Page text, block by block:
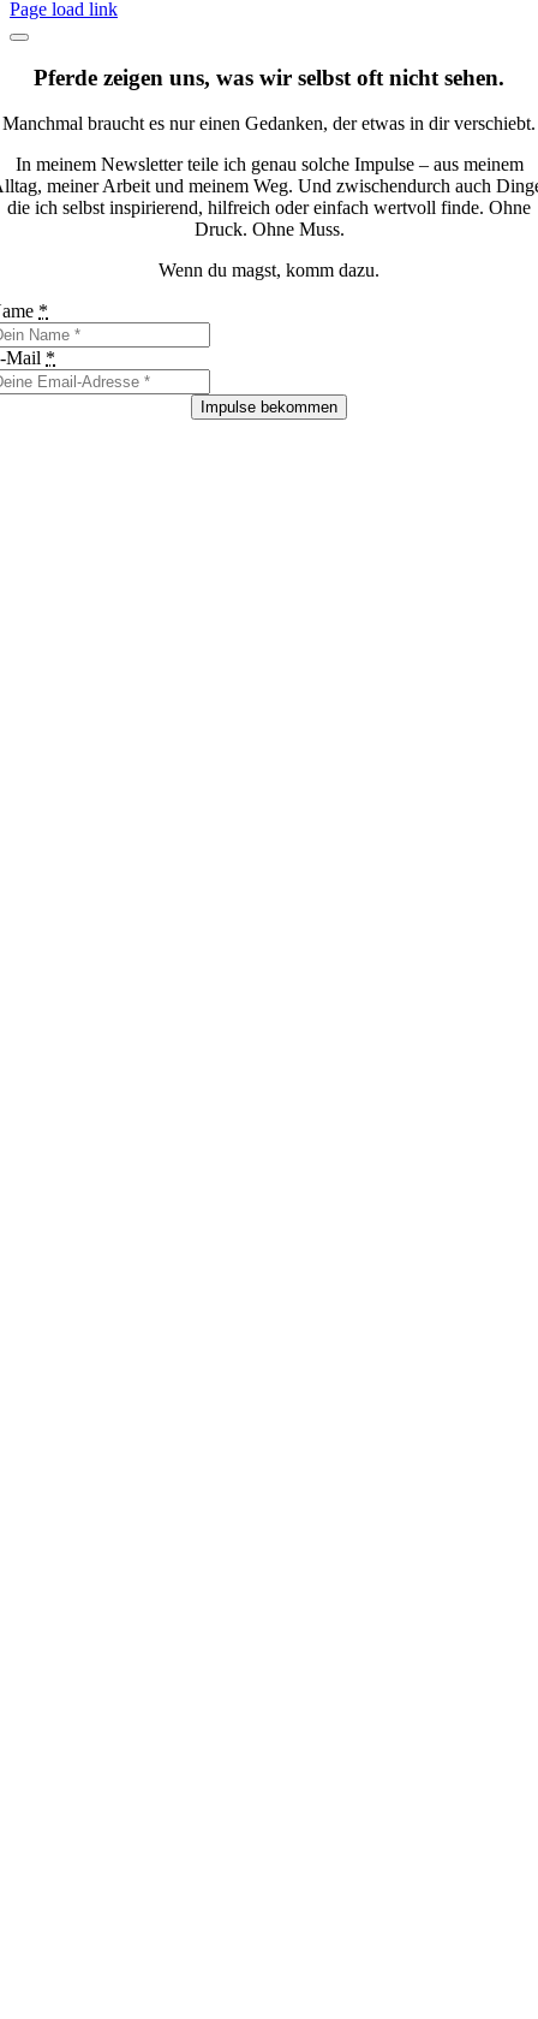
Page load link
Pferde zeigen uns, was wir selbst oft nicht sehen.
Manchmal braucht es nur einen Gedanken, der etwas in dir verschiebt.
In meinem Newsletter teile ich genau solche Impulse – aus meinem
meiner Arbeit und meinem Weg. Und zwischendurch auch
die ich selbst inspirierend, hilfreich oder einfach wertvoll finde. Ohne
Druck. Ohne Muss.
Wenn du magst, komm dazu.
*
Mail *
Impulse bekommen